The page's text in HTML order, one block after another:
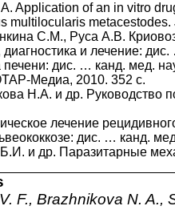
Application of an in vitro
С.М., Руса А.В.
и лечение:
дис. … канд. мед.
Медиа, 2010. 352 с.
Н.А. и др. Руководство
лечение
дис. … канд.
и др. Паразитарные
F., Brazhnikova N.